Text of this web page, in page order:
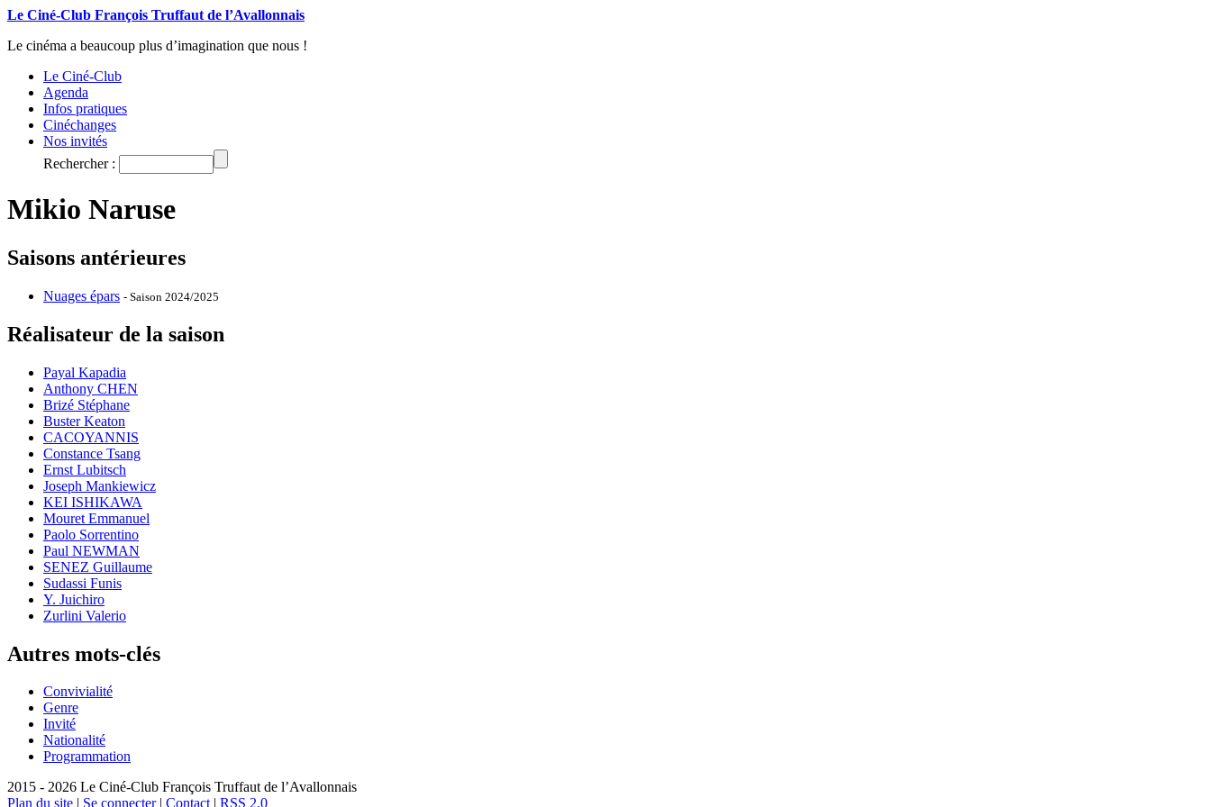
Le Ciné-Club François Truffaut de l’Avallonnais
Le cinéma a beaucoup plus d’imagination que nous !
Le Ciné-Club
Agenda
Infos pratiques
Cinéchanges
Nos invités
Rechercher :
Mikio Naruse
Saisons antérieures
Nuages épars - Saison 2024/2025
Réalisateur de la saison
Payal Kapadia
Anthony CHEN
Brizé Stéphane
Buster Keaton
CACOYANNIS
Constance Tsang
Ernst Lubitsch
Joseph Mankiewicz
KEI ISHIKAWA
Mouret Emmanuel
Paolo Sorrentino
Paul NEWMAN
SENEZ Guillaume
Sudassi Funis
Y. Juichiro
Zurlini Valerio
Autres mots-clés
Convivialité
Genre
Invité
Nationalité
Programmation
2015 - 2026 Le Ciné-Club François Truffaut de l’Avallonnais
Plan du site | Se connecter| Contact | RSS 2.0